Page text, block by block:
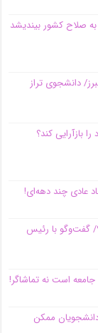
صلاح کشور بیندیشد
دانشجوی تراز
بازآرایی کند؟
عادی چند‌ دهه‌ای!
گفت‌وگو با رئیس
است نه تماشاگر!
ممکن